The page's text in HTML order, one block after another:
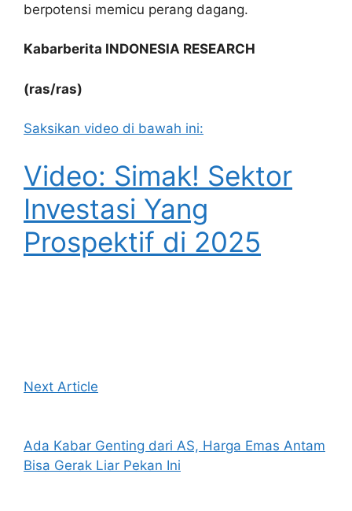
berpotensi memicu perang dagang.
Kabarberita INDONESIA RESEARCH
(ras/ras)
Saksikan video di bawah ini:
Video: Simak! Sektor
Investasi Yang
Prospektif di 2025
Next Article
Ada Kabar Genting dari AS, Harga Emas Antam
Bisa Gerak Liar Pekan Ini